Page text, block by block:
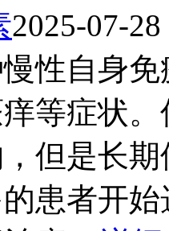
2025-07-28
性自身
等症状
但是长
患者开